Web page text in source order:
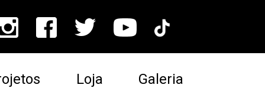
Loja Galeria